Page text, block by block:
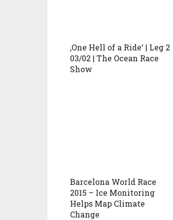
‚One Hell of a Ride‘ | Leg 2
03/02 | The Ocean Race
Show
Barcelona World Race
2015 – Ice Monitoring
Helps Map Climate
Change